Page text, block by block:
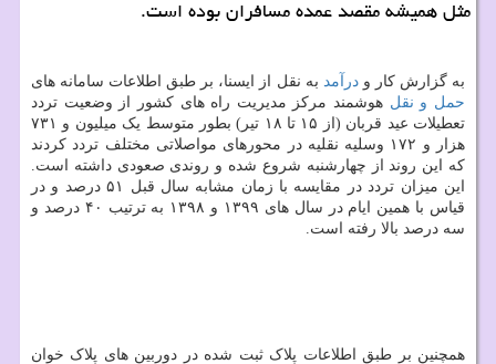
مثل همیشه مقصد عمده مسافران بوده است.
به گزارش کار ودرآمد به نقل از ایسنا، بر طبق اطلاعات سامانه های
حمل و نقل هوشمند مرکز مدیریت راه های کشور از وضعیت تردد
تعطیلات عید قربان (از ۱۵ تا ۱۸ تیر) بطور متوسط یک میلیون و ۷۳۱
هزار و ۱۷۲ وسلیه نقلیه در محورهای مواصلاتی مختلف تردد کردند
که این روند از چهارشنبه شروع شده و روندی صعودی داشته است.
این میزان تردد در مقایسه با زمان مشابه سال قبل ۵۱ درصد و در
قیاس با همین ایام در سال های ۱۳۹۹ و ۱۳۹۸ به ترتیب ۴۰ درصد و
سه درصد بالا رفته است.
همچنین بر طبق اطلاعات پلاک ثبت شده در دوربین های پلاک خوان